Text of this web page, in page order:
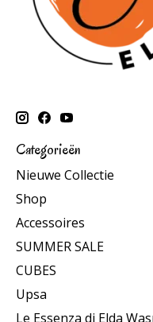
Categorieën
Nieuwe Collectie
Shop
Accessoires
SUMMER SALE
CUBES
Upsa
Le Essenza di Elda